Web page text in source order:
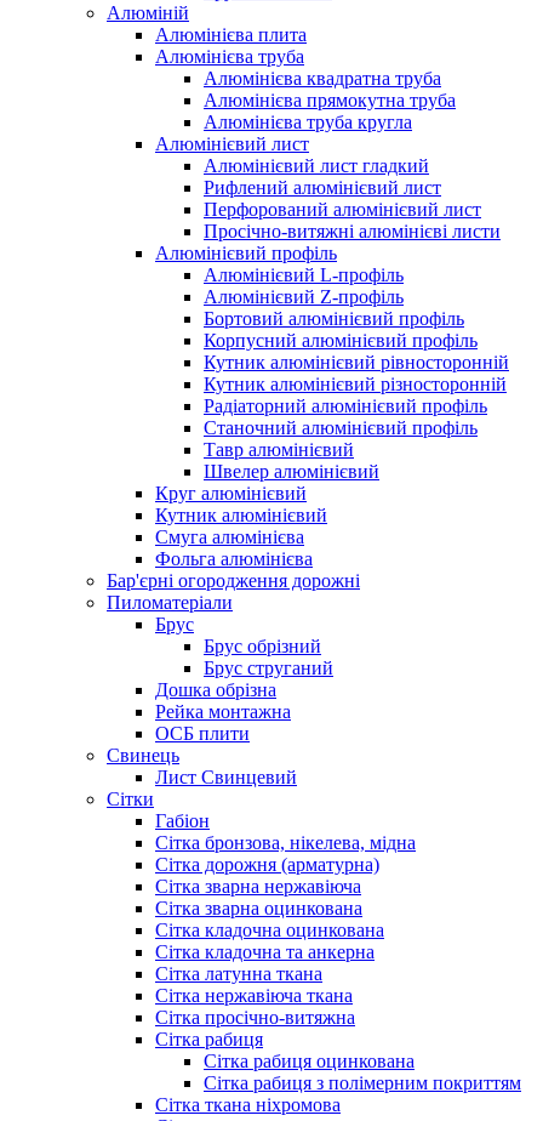
Алюміній
Алюмінієва плита
Алюмінієва труба
Алюмінієва квадратна труба
Алюмінієва прямокутна труба
Алюмінієва труба кругла
Алюмінієвий лист
Алюмінієвий лист гладкий
Рифлений алюмінієвий лист
Перфорований алюмінієвий лист
Просічно-витяжні алюмінієві листи
Алюмінієвий профіль
Алюмінієвий L-профіль
Алюмінієвий Z-профіль
Бортовий алюмінієвий профіль
Корпусний алюмінієвий профіль
Кутник алюмінієвий рівносторонній
Кутник алюмінієвий різносторонній
Радіаторний алюмінієвий профіль
Станочний алюмінієвий профіль
Тавр алюмінієвий
Швелер алюмінієвий
Круг алюмінієвий
Кутник алюмінієвий
Смуга алюмінієва
Фольга алюмінієва
Бар'єрні огородження дорожні
Пиломатеріали
Брус
Брус обрізний
Брус струганий
Дошка обрізна
Рейка монтажна
ОСБ плити
Cвинець
Лист Свинцевий
Сітки
Габіон
Сітка бронзова, нікелева, мідна
Сітка дорожня (арматурна)
Сітка зварна нержавіюча
Сітка зварна оцинкована
Сітка кладочна оцинкована
Сітка кладочна та анкерна
Сітка латунна ткана
Сітка нержавіюча ткана
Сітка просічно-витяжна
Сітка рабиця
Сітка рабиця оцинкована
Сітка рабиця з полімерним покриттям
Сітка ткана ніхромова